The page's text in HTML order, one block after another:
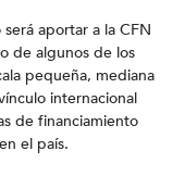
aportar a la CFN
de algunos de los
pequeña, mediana
internacional
de financiamiento
el país.